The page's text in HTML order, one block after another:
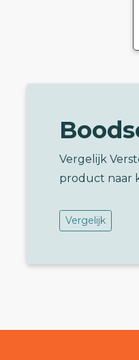
Vergelijk
product naar
Vergelijk